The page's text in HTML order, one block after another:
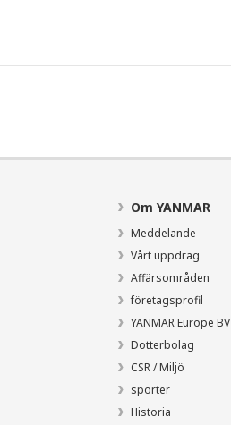
Om YANMAR
Meddelande
Vårt uppdrag
Affärsområden
företagsprofil
YANMAR Europe BV
Dotterbolag
CSR / Miljö
sporter
Historia